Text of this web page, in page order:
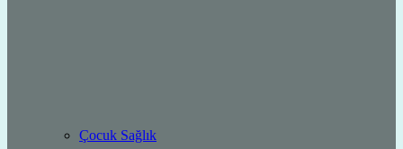
Çocuk Sağlık